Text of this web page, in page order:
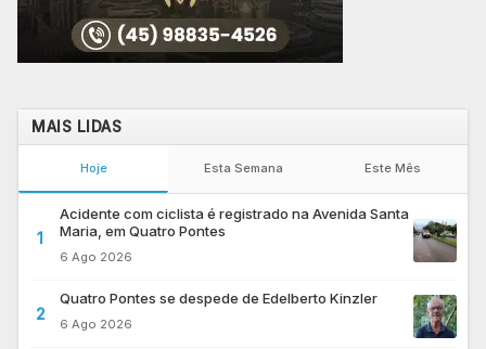
MAIS LIDAS
Hoje Esta Semana Este Mês
1
Acidente com ciclista é registrado na Avenida Santa
Maria, em Quatro Pontes
6 Ago 2026
2
Quatro Pontes se despede de Edelberto Kinzler
6 Ago 2026